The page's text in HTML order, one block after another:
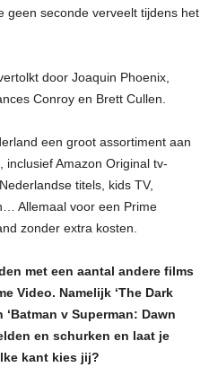
geen seconde verveelt tijdens het
door Joaquin Phoenix,
Conroy en Brett Cullen.
een groot assortiment aan
inclusief Amazon Original tv-
titels, kids TV,
Allemaal voor een Prime
zonder extra kosten.
met een aantal andere films
Video. Namelijk ‘The Dark
‘Batman v Superman: Dawn
en schurken en laat je
kant kies jij?